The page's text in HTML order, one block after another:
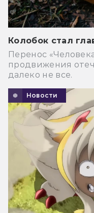
Колобок стал
Перенос
продвижения
далеко не все.
Новости